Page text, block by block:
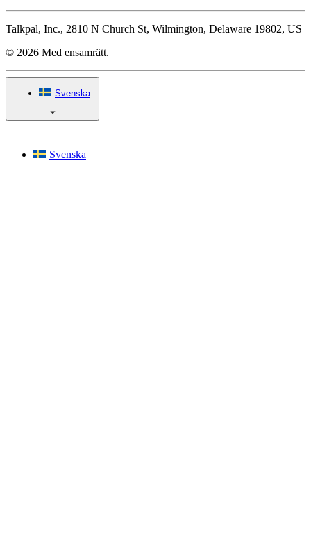
Talkpal, Inc., 2810 N Church St, Wilmington, Delaware 19802, US
© 2026 Med ensamrätt.
Svenska
Svenska